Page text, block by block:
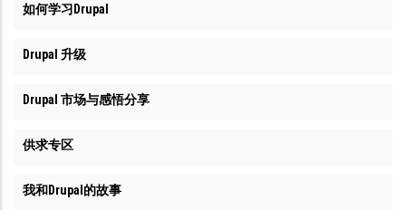
如何学习Drupal
Drupal 升级
Drupal 市场与感悟分享
供求专区
我和Drupal的故事